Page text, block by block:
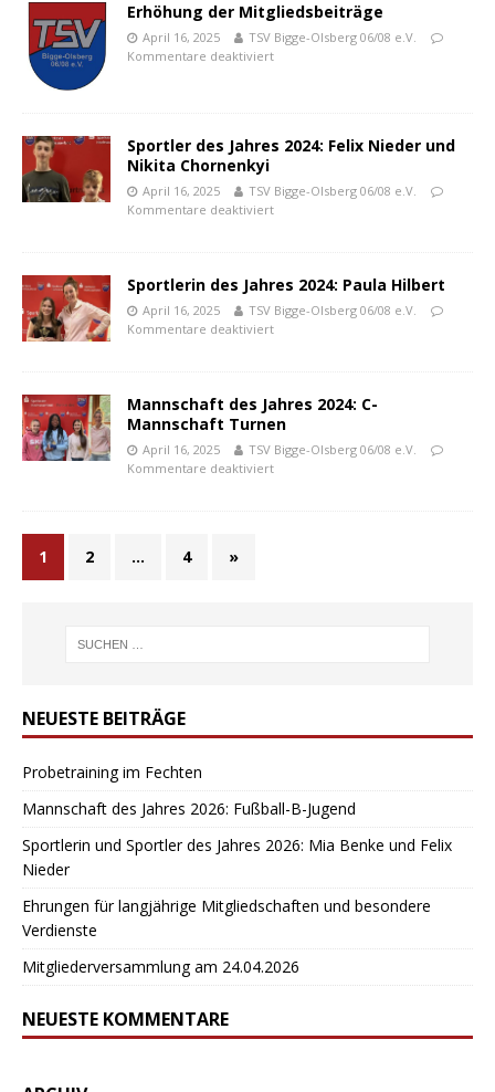
Erhöhung der Mitgliedsbeiträge
April 16, 2025
TSV Bigge-Olsberg 06/08 e.V.
Kommentare deaktiviert
Sportler des Jahres 2024: Felix Nieder und
Nikita Chornenkyi
April 16, 2025
TSV Bigge-Olsberg 06/08 e.V.
Kommentare deaktiviert
Sportlerin des Jahres 2024: Paula Hilbert
April 16, 2025
TSV Bigge-Olsberg 06/08 e.V.
Kommentare deaktiviert
Mannschaft des Jahres 2024: C-
Mannschaft Turnen
April 16, 2025
TSV Bigge-Olsberg 06/08 e.V.
Kommentare deaktiviert
1 2 … 4 »
NEUESTE BEITRÄGE
Probetraining im Fechten
Mannschaft des Jahres 2026: Fußball-B-Jugend
Sportlerin und Sportler des Jahres 2026: Mia Benke und Felix
Nieder
Ehrungen für langjährige Mitgliedschaften und besondere
Verdienste
Mitgliederversammlung am 24.04.2026
NEUESTE KOMMENTARE